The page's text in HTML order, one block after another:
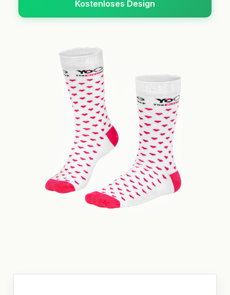
Kostenloses Design